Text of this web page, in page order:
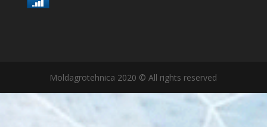
Moldagrotehnica 2020 © All rights reserved